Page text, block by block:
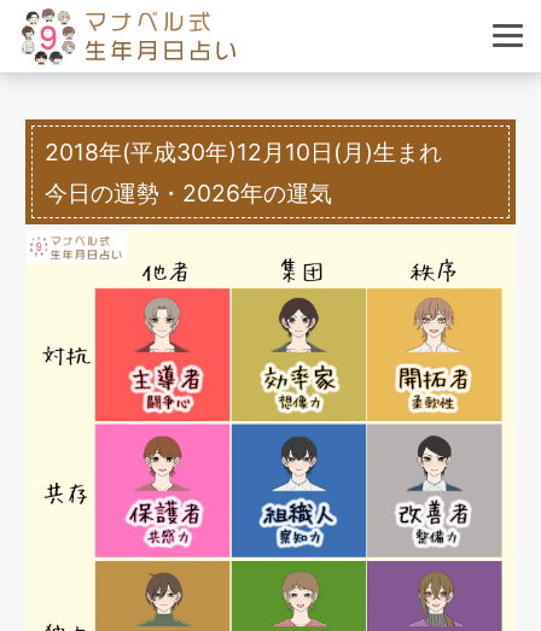
2018年(平成30年)12月10日(月)生まれ
今日の運勢・2026年の運気